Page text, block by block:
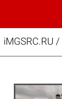
iMGSRC.RU /